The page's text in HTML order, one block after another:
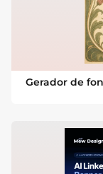
Gerador de